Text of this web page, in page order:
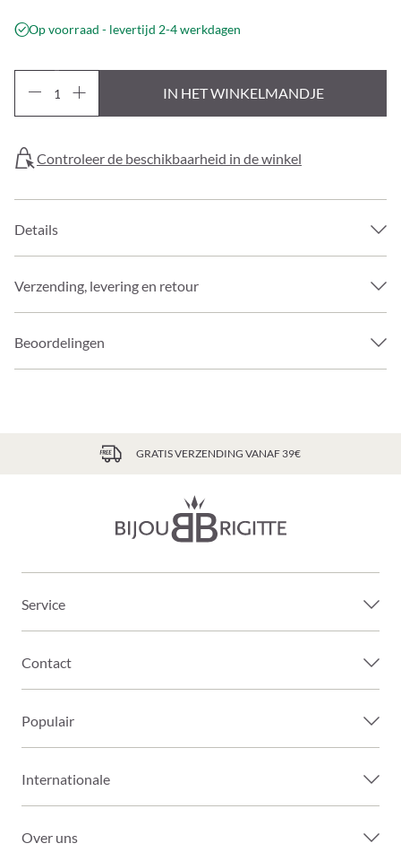
Op voorraad - levertijd 2-4 werkdagen
IN HET WINKELMANDJE
Controleer de beschikbaarheid in de winkel
Details
Verzending, levering en retour
Beoordelingen
GRATIS VERZENDING VANAF 39€
Service
Contact
Populair
Internationale
Over uns